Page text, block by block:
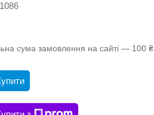
сума замовлення на сайті — 100 ₴